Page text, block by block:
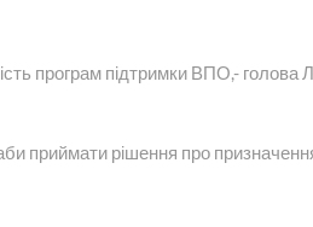
програм підтримки ВПО,- голова
приймати рішення про